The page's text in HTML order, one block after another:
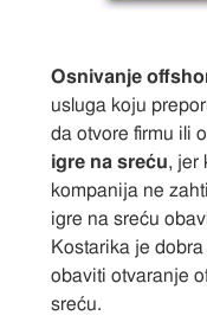
Osnivanje
usluga koju
da otvore firmu ili
igre na sreću, jer
kompanija ne
igre na sreću
Kostarika je
obaviti otvaranje
sreću.